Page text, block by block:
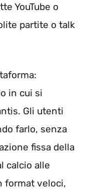
YouTube o
partite o talk
in cui si
Gli utenti
farlo, senza
fissa della
calcio alle
format veloci,